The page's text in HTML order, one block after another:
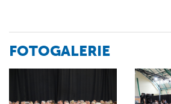
FOTOGALERIE